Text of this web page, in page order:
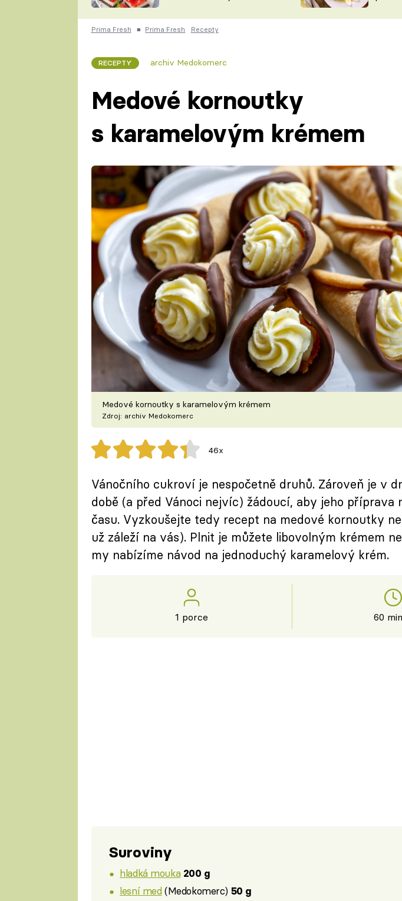
ČESKO NA TALÍŘI
KUCHAŘKA
VYCHYTÁVKY
Prima Fresh ■ Prima Fresh Recepty
RECEPTY archiv Medokomerc
Medové kornoutky
s karamelovým krémem
Medové kornoutky s karamelovým krémem
Zdroj: archiv Medokomerc
46x
Vánočního cukroví je nespočetně druhů. Zároveň je v
době (a před Vánoci nejvíc) žádoucí, aby jeho příprava
času. Vyzkoušejte tedy recept na medové kornoutky
už záleží na vás). Plnit je můžete libovolným krémem
my nabízíme návod na jednoduchý karamelový krém.
1 porce 60
Suroviny
hladká mouka 200 g
lesní med(Medokomerc) 50 g